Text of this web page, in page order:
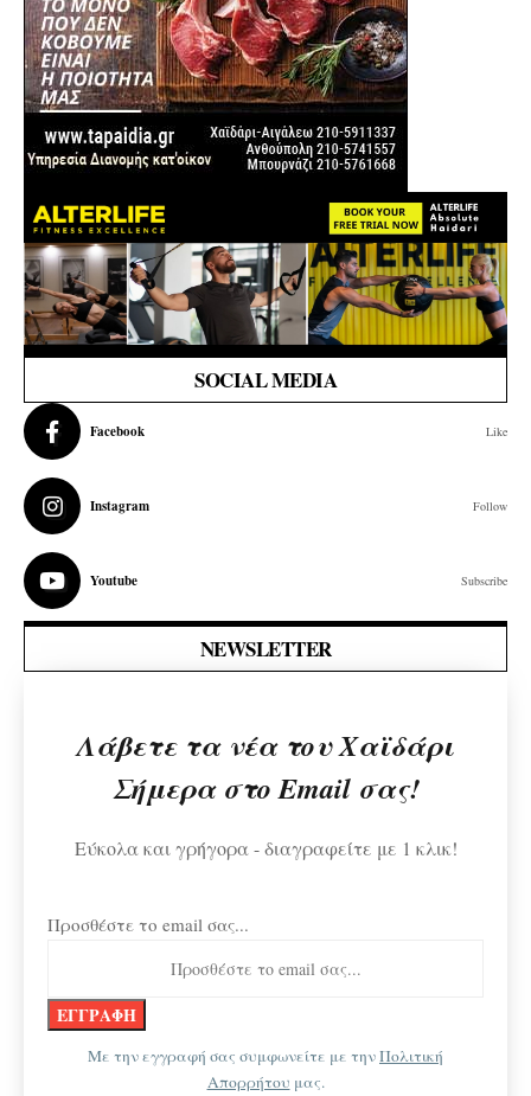
SOCIAL MEDIA
Facebook Like
Instagram Follow
Youtube Subscribe
NEWSLETTER
Λάβετε τα νέα του Χαϊδάρι
Σήμερα στο Email σας!
Εύκολα και γρήγορα - διαγραφείτε με 1 κλικ!
Προσθέστε το email σας...
Με την εγγραφή σας συμφωνείτε με τηνΠολιτική
Απορρήτου μας.